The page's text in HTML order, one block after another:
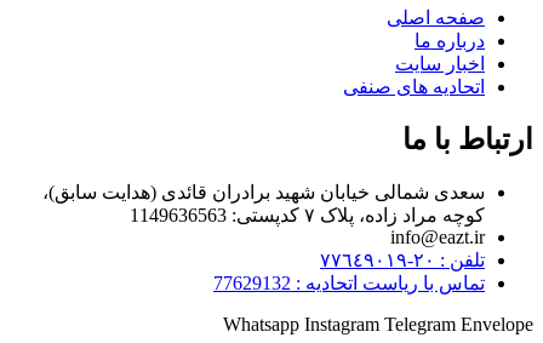
صفحه اصلی
درباره ما
اخبار سایت
اتحادیه های صنفی
ارتباط با ما
سعدی شمالی خیابان شهید برادران قائدی (هدایت سابق)،
کوچه مراد زاده، پلاک ۷ کدپستی: 1149636563
info@eazt.ir
تلفن : ٢٠-٧٧٦٤٩٠١٩
تماس با ریاست اتحادیه : 77629132
Whatsapp Instagram Telegram Envelope